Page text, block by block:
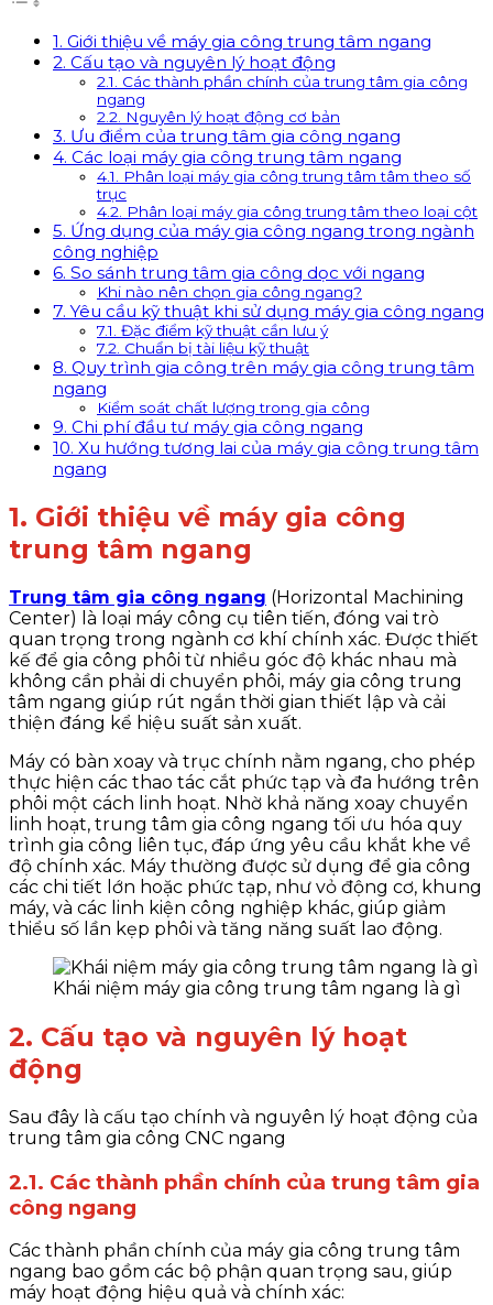
1. Giới thiệu về máy gia công trung tâm ngang
2. Cấu tạo và nguyên lý hoạt động
2.1. Các thành phần chính của trung tâm gia công
ngang
2.2. Nguyên lý hoạt động cơ bản
3. Ưu điểm của trung tâm gia công ngang
4. Các loại máy gia công trung tâm ngang
4.1. Phân loại máy gia công trung tâm tâm theo số
trục
4.2. Phân loại máy gia công trung tâm theo loại cột
5. Ứng dụng của máy gia công ngang trong ngành
công nghiệp
6. So sánh trung tâm gia công dọc với ngang
Khi nào nên chọn gia công ngang?
7. Yêu cầu kỹ thuật khi sử dụng máy gia công ngang
7.1. Đặc điểm kỹ thuật cần lưu ý
7.2. Chuẩn bị tài liệu kỹ thuật
8. Quy trình gia công trên máy gia công trung tâm
ngang
Kiểm soát chất lượng trong gia công
9. Chi phí đầu tư máy gia công ngang
10. Xu hướng tương lai của máy gia công trung tâm
ngang
1. Giới thiệu về máy gia công
trung tâm ngang
Trung tâm gia công ngang (Horizontal Machining
Center) là loại máy công cụ tiên tiến, đóng vai trò
quan trọng trong ngành cơ khí chính xác. Được thiết
kế để gia công phôi từ nhiều góc độ khác nhau mà
không cần phải di chuyển phôi, máy gia công trung
tâm ngang giúp rút ngắn thời gian thiết lập và cải
thiện đáng kể hiệu suất sản xuất.
Máy có bàn xoay và trục chính nằm ngang, cho phép
thực hiện các thao tác cắt phức tạp và đa hướng trên
phôi một cách linh hoạt. Nhờ khả năng xoay chuyển
linh hoạt, trung tâm gia công ngang tối ưu hóa quy
trình gia công liên tục, đáp ứng yêu cầu khắt khe về
độ chính xác. Máy thường được sử dụng để gia công
các chi tiết lớn hoặc phức tạp, như vỏ động cơ, khung
máy, và các linh kiện công nghiệp khác, giúp giảm
thiểu số lần kẹp phôi và tăng năng suất lao động.
Khái niệm máy gia công trung tâm ngang là gì
2. Cấu tạo và nguyên lý hoạt
động
Sau đây là cấu tạo chính và nguyên lý hoạt động của
trung tâm gia công CNC ngang
2.1. Các thành phần chính của trung tâm gia
công ngang
Các thành phần chính của máy gia công trung tâm
ngang bao gồm các bộ phận quan trọng sau, giúp
máy hoạt động hiệu quả và chính xác: